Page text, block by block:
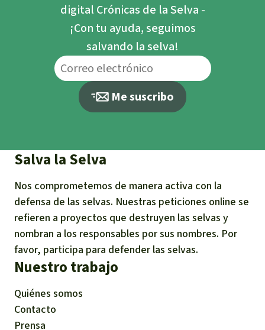
digital Crónicas de la Selva -
¡Con tu ayuda, seguimos
salvando la selva!
Me suscribo
Salva la Selva
Nos comprometemos de manera activa con la
defensa de las selvas. Nuestras peticiones online se
refieren a proyectos que destruyen las selvas y
nombran a los responsables por sus nombres. Por
favor, participa para defender las selvas.
Nuestro trabajo
Quiénes somos
Contacto
Prensa